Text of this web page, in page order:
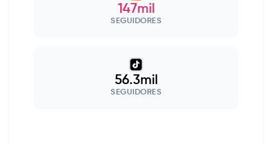
147mil
SEGUIDORES
56.3mil
SEGUIDORES